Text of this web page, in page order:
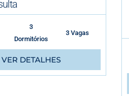
3
Dormitórios
3 Vagas
VER DETALHES